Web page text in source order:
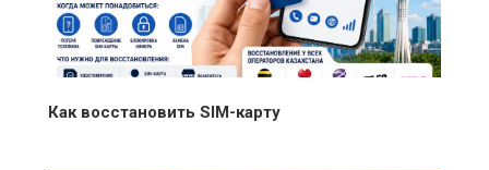
Как восстановить SIM-карту